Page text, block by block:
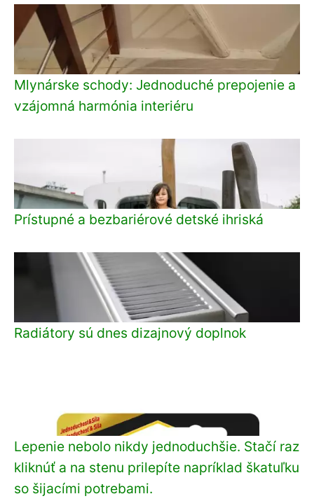
Mlynárske schody: Jednoduché prepojenie a
vzájomná harmónia interiéru
Prístupné a bezbariérové detské ihriská
Radiátory sú dnes dizajnový doplnok
Lepenie nebolo nikdy jednoduchšie. Stačí raz
kliknúť a na stenu prilepíte napríklad škatuľku
so šijacími potrebami.